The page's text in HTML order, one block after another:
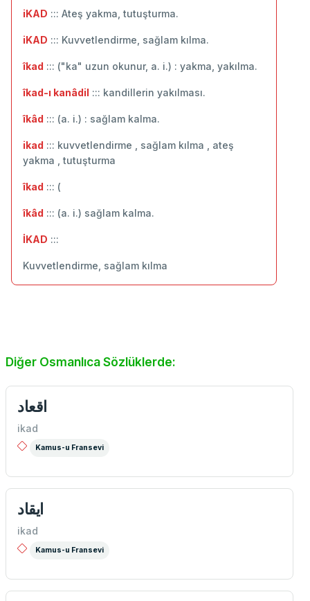
iKAD ::: Ateş yakma, tutuşturma.
iKAD ::: Kuvvetlendirme, sağlam kılma.
îkad ::: ("ka" uzun okunur, a. i.) : yakma, yakılma.
îkad-ı kanâdil ::: kandillerin yakılması.
îkâd ::: (a. i.) : sağlam kalma.
ikad ::: kuvvetlendirme , sağlam kılma , ateş
yakma , tutuşturma
îkad ::: (
îkâd ::: (a. i.) sağlam kalma.
İKAD :::
Kuvvetlendirme, sağlam kılma
Diğer Osmanlıca Sözlüklerde:
اقعاد
ikad
Kamus-u Fransevi
ايقاد
ikad
Kamus-u Fransevi